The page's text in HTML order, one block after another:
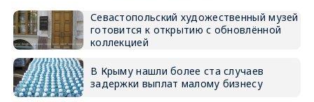
Севастопольский художественный музей
готовится к открытию с обновлённой
коллекцией
В Крыму нашли более ста случаев
задержки выплат малому бизнесу